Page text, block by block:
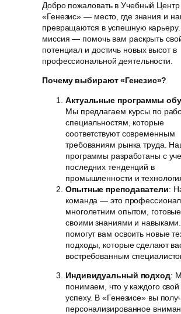
Добро пожаловать в Учебный Центр
«Генезис» — место, где знания и
превращаются в успешную
миссия — помочь вам раскрыть
потенциал и достичь новых высот в
профессиональной деятельности.
Почему выбирают «Генезис»?
Актуальные программы
Мы предлагаем курсы по
специальностям, которые
соответствуют современным
требованиям рынка труда.
программы разработаны с
последних тенденций в
промышленности и
Опытные преподаватели:
команда — это
многолетним опытом,
своими знаниями и
помогут вам освоить новые
подходы, которые сделают
востребованным
Индивидуальный подход:
понимаем, что у каждого свой
успеху. В «Генезисе» вы
персонализированное